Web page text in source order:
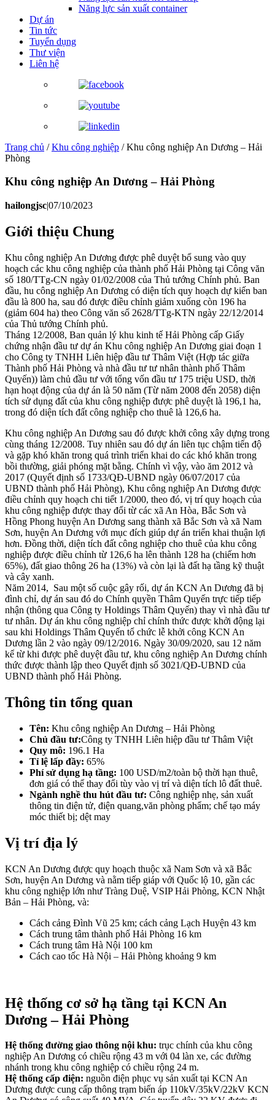
Năng lực sản xuất container
Dự án
Tin tức
Tuyển dụng
Thư viện
Liên hệ
Trang chủ /Khu công nghiệp /Khu công nghiệp An Dương – Hải
Phòng
Khu công nghiệp An Dương – Hải Phòng
hailongjsc|07/10/2023
Giới thiệu Chung
Khu công nghiệp An Dương được phê duyệt bổ sung vào quy
hoạch các khu công nghiệp của thành phố Hải Phòng tại Công văn
số 180/TTg-CN ngày 01/02/2008 của Thủ tướng Chính phủ. Ban
đầu, hu công nghiệp An Dương có diện tích quy hoạch dự kiến ban
đầu là 800 ha, sau đó được điều chỉnh giảm xuống còn 196 ha
(giảm 604 ha) theo Công văn số 2628/TTg-KTN ngày 22/12/2014
của Thủ tướng Chính phủ.
Tháng 12/2008, Ban quản lý khu kinh tế Hải Phòng cấp Giấy
chứng nhận đầu tư dự án Khu công nghiệp An Dương giai đoạn 1
cho Công ty TNHH Liên hiệp đầu tư Thâm Việt (Hợp tác giữa
Thành phố Hải Phòng và nhà đầu tư tư nhân thành phố Thâm
Quyến)) làm chủ đầu tư với tổng vốn đầu tư 175 triệu USD, thời
hạn hoạt động của dự án là 50 năm (Từ năm 2008 đến 2058) diện
tích sử dụng đất của khu công nghiệp được phê duyệt là 196,1 ha,
trong đó diện tích đất công nghiệp cho thuê là 126,6 ha.
Khu công nghiệp An Dương sau đó được khởi công xây dựng trong
cùng tháng 12/2008. Tuy nhiên sau đó dự án liên tục chậm tiến độ
và gặp khó khăn trong quá trình triển khai do các khó khăn trong
bồi thường, giải phóng mặt bằng. Chính vì vậy, vào ăm 2012 và
2017 (Quyết định số 1733/QĐ-UBND ngày 06/07/2017 của
UBND thành phố Hải Phòng), Khu công nghiệp An Dương được
điều chỉnh quy hoạch chi tiết 1/2000, theo đó, vị trí quy hoạch của
khu công nghiệp được thay đổi từ các xã An Hòa, Bắc Sơn và
Hồng Phong huyện An Dương sang thành xã Bắc Sơn và xã Nam
Sơn, huyện An Dương với mục đích giúp dự án triển khai thuận lợi
hơn. Đồng thời, diện tích đất công nghiệp cho thuê của khu công
nghiệp được điều chỉnh từ 126,6 ha lên thành 128 ha (chiếm hơn
65%), đất giao thông 26 ha (13%) và còn lại là đất hạ tầng kỹ thuật
và cây xanh.
Năm 2014, Sau một số cuộc gây rối, dự án KCN An Dương đã bị
đình chỉ, dự án sau đó do Chính quyền Thâm Quyến trực tiếp tiếp
nhận (thông qua Công ty Holdings Thâm Quyến) thay vì nhà đầu tư
tư nhân. Dự án khu công nghiệp chỉ chính thức được khởi động lại
sau khi Holdings Thâm Quyến tổ chức lễ khởi công KCN An
Dương lần 2 vào ngày 09/12/2016. Ngày 30/09/2020, sau 12 năm
kể từ khi được phê duyệt đầu tư, khu công nghiệp An Dương chính
thức được thành lập theo Quyết định số 3021/QĐ-UBND của
UBND thành phố Hải Phòng.
Thông tin tổng quan
Tên: Khu công nghiệp An Dương – Hải Phòng
Chủ đầu tư:Công ty TNHH Liên hiệp đầu tư Thâm Việt
Quy mô: 196.1 Ha
Tỉ lệ lấp đầy: 65%
Phí sử dụng hạ tầng: 100 USD/m2/toàn bộ thời hạn thuê,
đơn giá có thể thay đổi tùy vào vị trí và diện tích lô đất thuê.
Ngành nghề thu hút đầu tư: Công nghiệp nhẹ, sản xuất
thông tin điện tử, điện quang,văn phòng phẩm; chế tạo máy
móc thiết bị; dệt may
Vị trí địa lý
KCN An Dương được quy hoạch thuộc xã Nam Sơn và xã Bắc
Sơn, huyện An Dương và nằm tiếp giáp với Quốc lộ 10, gần các
khu công nghiệp lớn như Tràng Duệ, VSIP Hải Phòng, KCN Nhật
Bản – Hải Phòng, và:
Cách cảng Đình Vũ 25 km; cách cảng Lạch Huyện 43 km
Cách trung tâm thành phố Hải Phòng 16 km
Cách trung tâm Hà Nội 100 km
Cách cao tốc Hà Nội – Hải Phòng khoảng 9 km
Hệ thống cơ sở hạ tầng tại KCN An
Dương – Hải Phòng
Hệ thống đường giao thông nội khu: trục chính của khu công
nghiệp An Dương có chiều rộng 43 m với 04 làn xe, các đường
nhánh trong khu công nghiệp có chiều rộng 24 m.
Hệ thống cấp điện: nguồn điện phục vụ sản xuất tại KCN An
Dương được cung cấp thông trạm biến áp 110kV/35kV/22kV KCN